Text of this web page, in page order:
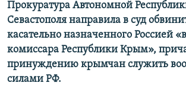
Прокуратура Автономной
Севастополя направила в суд
касательно назначенного Россией
комиссара Республики Крым»,
принуждению крымчан служить
силами РФ.